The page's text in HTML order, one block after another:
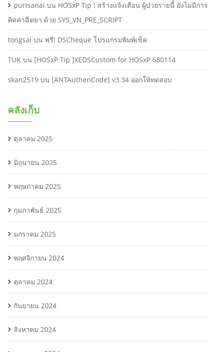
purisanai บน HOSxP Tip ! สร้างแจ้งเตือน ผู้ป่วยรายนี้ ยังไม่มีการ
คิดค่าฉีดยา ด้วย SYS_VN_PRE_SCRIPT
tongsai บน ฟรี! DSCheque โปรแกรมพิมพ์เช็ค
TUK บน [HOSxP Tip ]XEDSCustom for HOSxP 680114
skan2519 บน [ANTAuthenCode] v3.34 ออกให้ทดสอบ
คลังเก็บ
ตุลาคม 2025
มิถุนายน 2025
พฤษภาคม 2025
กุมภาพันธ์ 2025
มกราคม 2025
พฤศจิกายน 2024
ตุลาคม 2024
กันยายน 2024
สิงหาคม 2024